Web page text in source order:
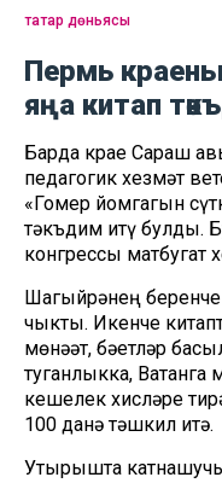
татар дөньясы
Пермь
яңа китап
Барда крае Сараш
педагогик хезмәт
«Гомер йомгагын
тәкъдим итү булды.
конгрессы матбугат
Шагыйрәнең
чыкты. Икенче
мөнәҗәт, бәетләр
туганлыкка, Ватанга
кешелек хисләре
100 данә тәшкил итә.
Утырышта